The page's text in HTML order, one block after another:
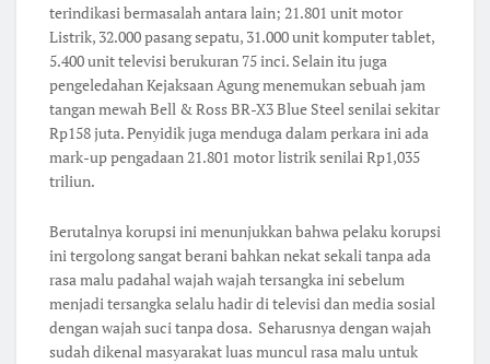
terindikasi bermasalah antara lain; 21.801 unit motor
Listrik, 32.000 pasang sepatu, 31.000 unit komputer tablet,
5.400 unit televisi berukuran 75 inci. Selain itu juga
pengeledahan Kejaksaan Agung menemukan sebuah jam
tangan mewah Bell & Ross BR-X3 Blue Steel senilai sekitar
Rp158 juta. Penyidik juga menduga dalam perkara ini ada
mark-up pengadaan 21.801 motor listrik senilai Rp1,035
triliun.
Berutalnya korupsi ini menunjukkan bahwa pelaku korupsi
ini tergolong sangat berani bahkan nekat sekali tanpa ada
rasa malu padahal wajah wajah tersangka ini sebelum
menjadi tersangka selalu hadir di televisi dan media sosial
dengan wajah suci tanpa dosa. Seharusnya dengan wajah
sudah dikenal masyarakat luas muncul rasa malu untuk